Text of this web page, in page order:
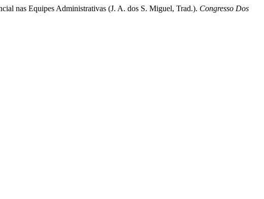
nas Equipes Administrativas (J. A. dos S. Miguel, Trad.). Congresso Dos